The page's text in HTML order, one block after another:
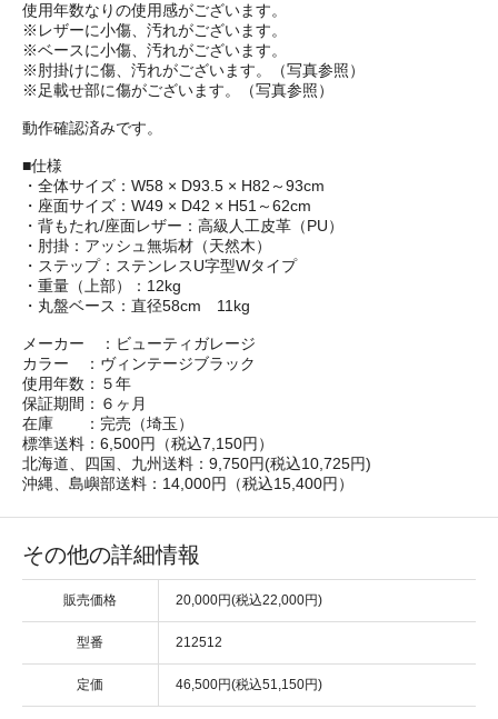
使用年数なりの使用感がございます。
※レザーに小傷、汚れがございます。
※ベースに小傷、汚れがございます。
※肘掛けに傷、汚れがございます。（写真参照）
※足載せ部に傷がございます。（写真参照）
動作確認済みです。
■仕様
・全体サイズ：W58 × D93.5 × H82～93cm
・座面サイズ：W49 × D42 × H51～62cm
・背もたれ/座面レザー：高級人工皮革（PU）
・肘掛：アッシュ無垢材（天然木）
・ステップ：ステンレスU字型Wタイプ
・重量（上部）：12kg
・丸盤ベース：直径58cm 11kg
メーカー ：ビューティガレージ
カラー ：ヴィンテージブラック
使用年数：５年
保証期間：６ヶ月
在庫 ：完売（埼玉）
標準送料：6,500円（税込7,150円）
北海道、四国、九州送料：9,750円(税込10,725円)
沖縄、島嶼部送料：14,000円（税込15,400円）
その他の詳細情報
販売価格 20,000円(税込22,000円)
型番 212512
定価 46,500円(税込51,150円)